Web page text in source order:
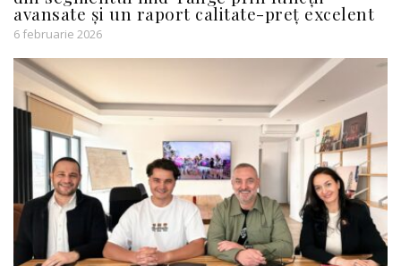
avansate și un raport calitate-preț excelent
6 februarie 2026